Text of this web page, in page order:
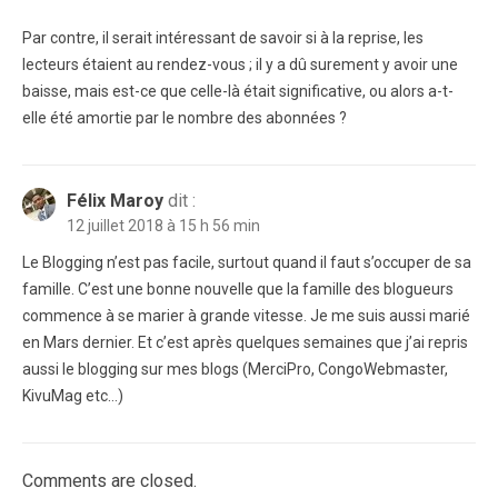
Par contre, il serait intéressant de savoir si à la reprise, les
lecteurs étaient au rendez-vous ; il y a dû surement y avoir une
baisse, mais est-ce que celle-là était significative, ou alors a-t-
elle été amortie par le nombre des abonnées ?
Félix Maroy dit :
12 juillet 2018 à 15 h 56 min
Le Blogging n’est pas facile, surtout quand il faut s’occuper de sa
famille. C’est une bonne nouvelle que la famille des blogueurs
commence à se marier à grande vitesse. Je me suis aussi marié
en Mars dernier. Et c’est après quelques semaines que j’ai repris
aussi le blogging sur mes blogs (MerciPro, CongoWebmaster,
KivuMag etc…)
Comments are closed.